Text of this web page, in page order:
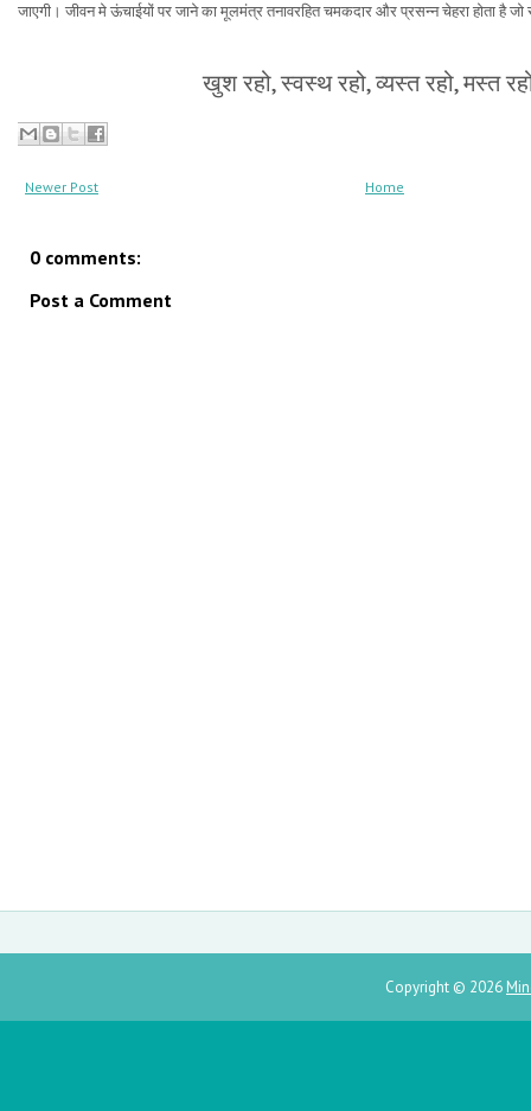
जाएगी। जीवन मे ऊंचाईयों पर जाने का मूलमंत्र तनावरहित चमकदार और प्रसन्न चेहरा होता है
खुश रहो, स्वस्थ रहो, व्यस्त रहो, मस्त
Newer Post Home
0 comments:
Post a Comment
Copyright © 2026